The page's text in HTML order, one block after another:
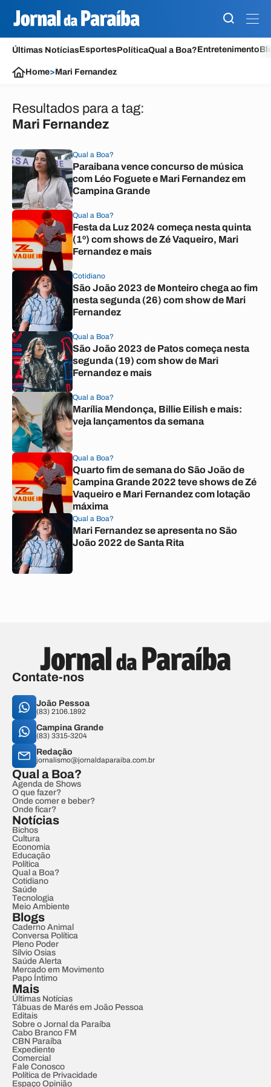
Últimas NotíciasEsportesPolíticaQual a Boa?Entretenimento
Home>Mari Fernandez
Resultados para a tag:
Mari Fernandez
Qual a Boa?
Paraibana vence concurso de música
com Léo Foguete e Mari Fernandez em
Campina Grande
Qual a Boa?
Festa da Luz 2024 começa nesta quinta
(1º) com shows de Zé Vaqueiro, Mari
Fernandez e mais
Cotidiano
São João 2023 de Monteiro chega ao fim
nesta segunda (26) com show de Mari
Fernandez
Qual a Boa?
São João 2023 de Patos começa nesta
segunda (19) com show de Mari
Fernandez e mais
Qual a Boa?
Marília Mendonça, Billie Eilish e mais:
veja lançamentos da semana
Qual a Boa?
Quarto fim de semana do São João de
Campina Grande 2022 teve shows de Zé
Vaqueiro e Mari Fernandez com lotação
máxima
Qual a Boa?
Mari Fernandez se apresenta no São
João 2022 de Santa Rita
Contate-nos
João Pessoa
(83) 2106.1892
Campina Grande
(83) 3315-3204
Redação
jornalismo@jornaldaparaiba.com.br
Qual a Boa?
Agenda de Shows
O que fazer?
Onde comer e beber?
Onde ficar?
Notícias
Bichos
Cultura
Economia
Educação
Política
Qual a Boa?
Cotidiano
Saúde
Tecnologia
Meio Ambiente
Blogs
Caderno Animal
Conversa Política
Pleno Poder
Sílvio Osias
Saúde Alerta
Mercado em Movimento
Papo Íntimo
Mais
Últimas Notícias
Tábuas de Marés em João Pessoa
Editais
Sobre o Jornal da Paraíba
Cabo Branco FM
CBN Paraíba
Expediente
Comercial
Fale Conosco
Política de Privacidade
Espaço Opinião